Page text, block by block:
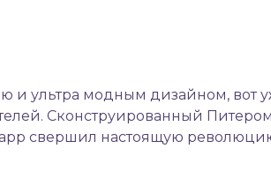
и ультра модным дизайном, вот
Сконструированный
свершил настоящую